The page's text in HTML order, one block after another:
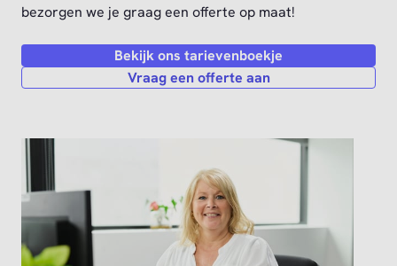
bezorgen we je graag een offerte op maat!
Bekijk ons tarievenboekje
Vraag een offerte aan